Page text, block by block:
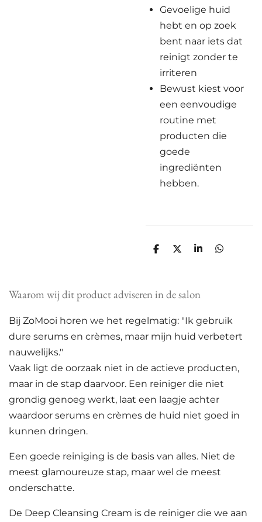
Gevoelige huid
hebt en op zoek
bent naar iets dat
reinigt zonder te
irriteren
Bewust kiest voor
een eenvoudige
routine met
producten die
goede
ingrediënten
hebben.
D
n
D
S
D
Waarom wij dit product adviseren in de salon
Bij ZoMooi horen we het regelmatig: "Ik gebruik
dure serums en crèmes, maar mijn huid verbetert
nauwelijks."
Vaak ligt de oorzaak niet in de actieve producten,
maar in de stap daarvoor. Een reiniger die niet
grondig genoeg werkt, laat een laagje achter
waardoor serums en crèmes de huid niet goed in
kunnen dringen.
Een goede reiniging is de basis van alles. Niet de
meest glamoureuze stap, maar wel de meest
onderschatte.
De Deep Cleansing Cream is de reiniger die we aan